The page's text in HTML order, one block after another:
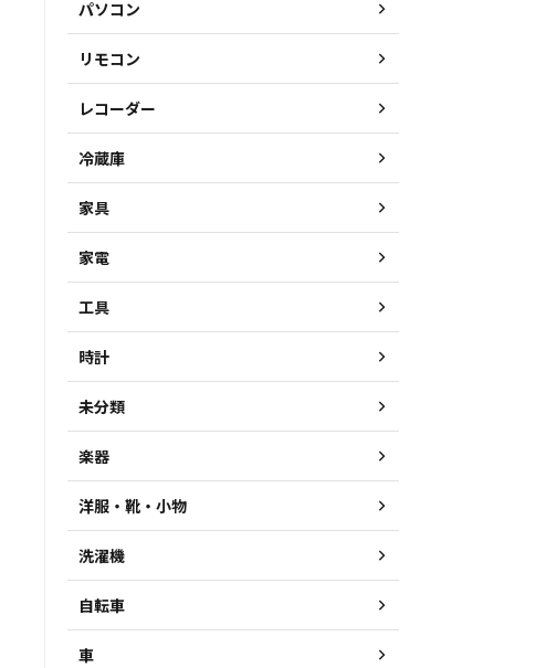
パソコン
リモコン
レコーダー
冷蔵庫
家具
家電
工具
時計
未分類
楽器
洋服・靴・小物
洗濯機
自転車
車